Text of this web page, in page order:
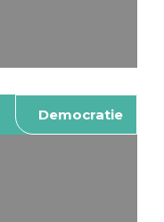
Democratie